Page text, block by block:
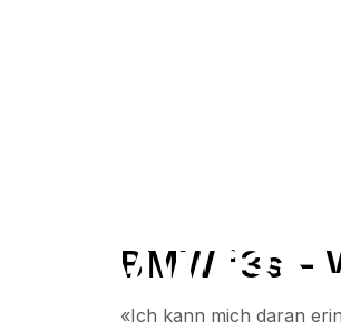
BMW
BMW i3s –
«Ich kann mich daran